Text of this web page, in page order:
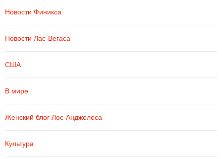
Новости Финикса
Новости Лас-Вегаса
США
В мире
Женский блог Лос-Анджелеса
Культура